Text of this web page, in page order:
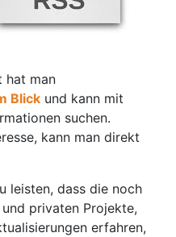
hat man
Blick und kann mit
suchen.
kann man direkt
leisten, dass die noch
privaten Projekte,
erfahren,